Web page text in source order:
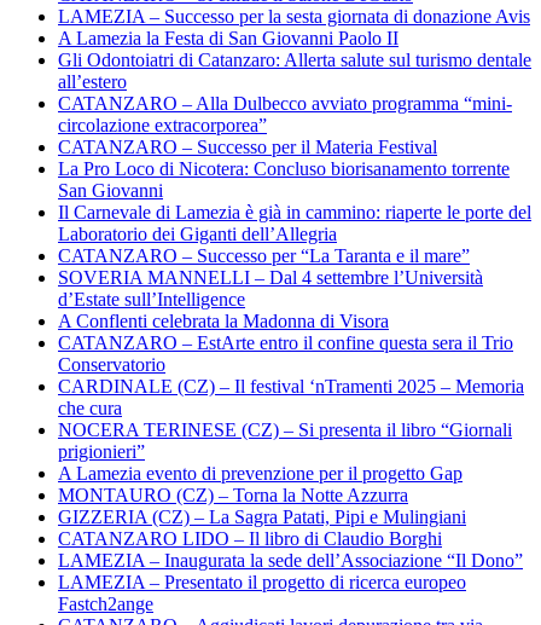
LAMEZIA – Successo per la sesta giornata di donazione Avis
A Lamezia la Festa di San Giovanni Paolo II
Gli Odontoiatri di Catanzaro: Allerta salute sul turismo dentale
all’estero
CATANZARO – Alla Dulbecco avviato programma “mini-
circolazione extracorporea”
CATANZARO – Successo per il Materia Festival
La Pro Loco di Nicotera: Concluso biorisanamento torrente
San Giovanni
Il Carnevale di Lamezia è già in cammino: riaperte le porte del
Laboratorio dei Giganti dell’Allegria
CATANZARO – Successo per “La Taranta e il mare”
SOVERIA MANNELLI – Dal 4 settembre l’Università
d’Estate sull’Intelligence
A Conflenti celebrata la Madonna di Visora
CATANZARO – EstArte entro il confine questa sera il Trio
Conservatorio
CARDINALE (CZ) – Il festival ‘nTramenti 2025 – Memoria
che cura
NOCERA TERINESE (CZ) – Si presenta il libro “Giornali
prigionieri”
A Lamezia evento di prevenzione per il progetto Gap
MONTAURO (CZ) – Torna la Notte Azzurra
GIZZERIA (CZ) – La Sagra Patati, Pipi e Mulingiani
CATANZARO LIDO – Il libro di Claudio Borghi
LAMEZIA – Inaugurata la sede dell’Associazione “Il Dono”
LAMEZIA – Presentato il progetto di ricerca europeo
Fastch2ange